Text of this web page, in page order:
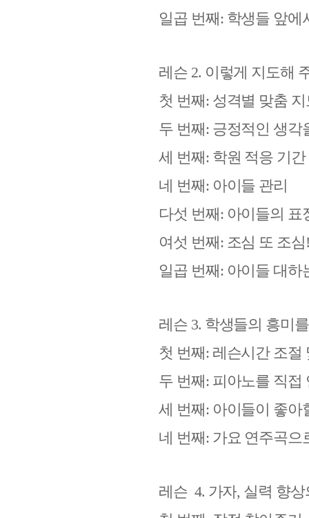
일곱 번째: 학생들 앞에
레슨 2. 이렇게 지도해
첫 번째: 성격별 맞춤 지
두 번째: 긍정적인 생각
세 번째: 학원 적응 기간
네 번째: 아이들 관리
다섯 번째: 아이들의 표
여섯 번째: 조심 또 조심
일곱 번째: 아이들 대하
레슨 3. 학생들의 흥미
첫 번째: 레슨시간 조절
두 번째: 피아노를 직접
세 번째: 아이들이 좋아
네 번째: 가요 연주곡으
레슨 4. 가자, 실력 향상